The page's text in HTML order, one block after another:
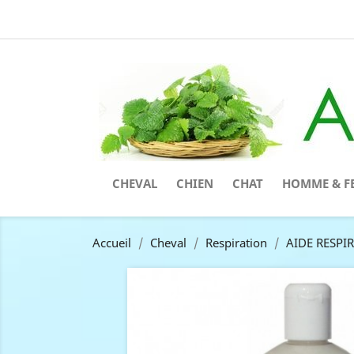
CHEVAL CHIEN CHAT HOMME &
Accueil Cheval Respiration AIDE